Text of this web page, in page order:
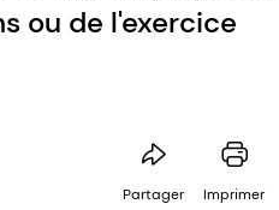
ou de l'exercice
Partager Imprimer